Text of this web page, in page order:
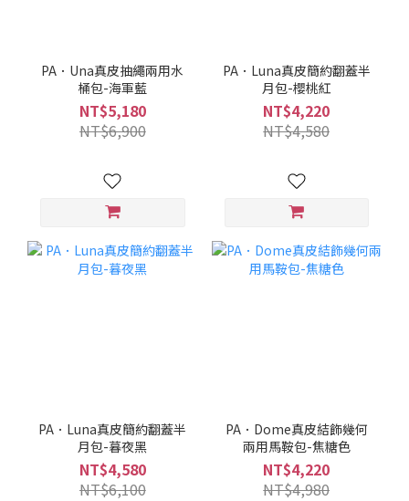
PA．Una真皮抽繩兩用水
桶包-海軍藍
NT$5,180
NT$6,900
PA．Luna真皮簡約翻蓋半
月包-櫻桃紅
NT$4,220
NT$4,580
PA．Luna真皮簡約翻蓋半
月包-暮夜黑
NT$4,580
NT$6,100
PA．Dome真皮結飾幾何
兩用馬鞍包-焦糖色
NT$4,220
NT$4,980